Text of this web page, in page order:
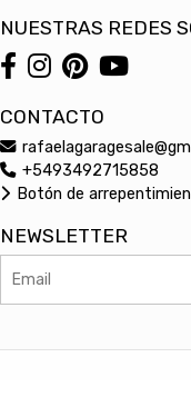
NUESTRAS REDES
CONTACTO
+5493492715858
Botón de
NEWSLETTER